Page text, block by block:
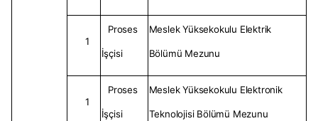
1
Proses
İşçisi
Meslek Yüksekokulu Elektrik
Bölümü Mezunu
1
Proses
İşçisi
Meslek Yüksekokulu Elektronik
Teknolojisi Bölümü Mezunu